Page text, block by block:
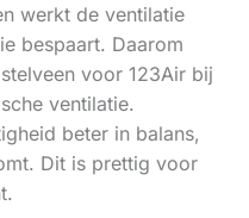
werkt de ventilatie
bespaart. Daarom
voor 123Air bij
ventilatie.
beter in balans,
Dit is prettig voor